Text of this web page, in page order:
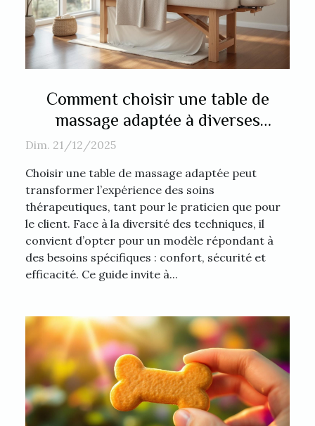
Comment choisir une table de
massage adaptée à diverses
techniques thérapeutiques ?
Dim. 21/12/2025
Choisir une table de massage adaptée peut
transformer l’expérience des soins
thérapeutiques, tant pour le praticien que pour
le client. Face à la diversité des techniques, il
convient d’opter pour un modèle répondant à
des besoins spécifiques : confort, sécurité et
efficacité. Ce guide invite à...